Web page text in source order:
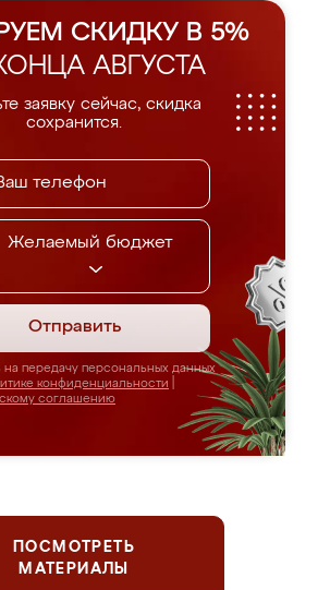
СКИДКУ В 5%
АВГУСТА
заявку сейчас, скидка
сохранится.
Желаемый бюджет
Отправить
передачу персональных данных
конфиденциальности
соглашению
ПОСМОТРЕТЬ
МАТЕРИАЛЫ